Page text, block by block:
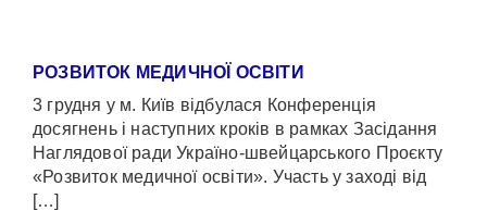
РОЗВИТОК МЕДИЧНОЇ ОСВІТИ
3 грудня у м. Київ відбулася Конференція
досягнень і наступних кроків в рамках Засідання
Наглядової ради Україно-швейцарського Проєкту
«Розвиток медичної освіти». Участь у заході від
[…]